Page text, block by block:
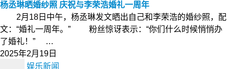
杨丞琳晒婚纱照 庆祝与李荣浩婚礼一周年
2月18日中午，杨丞琳发文晒出自己和李荣浩的婚纱照，配
文：“婚礼一周年。” 粉丝惊讶表示：“你们什么时候悄悄办
了婚礼！” …
2025年2月19日
娱乐新闻